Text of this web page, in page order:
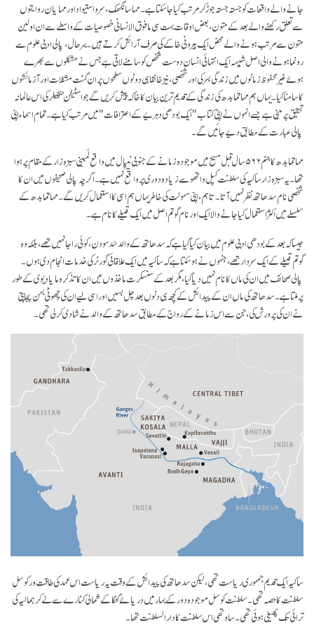
جانے والے واقعات کو جستہ جستہ جوڑ کر مرتب کیا جا سکتا ہے۔ مہاسانگھک، سرواستیواد اور مہایان روایتوں
سے تعلق رکھنے والے بعد کے متون، بعض اوقات بہت سی مافوق الانسانی خصوصیات کے واسطے سے ان اولین
متون سے مرتب ہونے والے محض ایک بیرونی خاکے کی صرف آرائش کرتے ہیں۔ بہر حال، پالی ادبی علوم سے
رونما ہونے والی اصل شبیہہ ایک انتہائی انسان دوست شخص کو سامنے لاتی ہے جس نے مشکلوں سے بھرے
ہوئے غیر محفوظ زمانوں میں زندگی بسر کی اور شخصی، نیز خانقاہی دونوں سطحوں پر ان گنت مشکلات اور آزمائشوں
کا سامنا کیا۔ یہاں ہم مہاتما بدھ کی زندگی کے قدیم ترین بیان کا خاکہ پیش کریں گے جواسٹیفن بیچیلر کی اس عالمانہ
تحقیق پر مبنی ہے جسے انہوں نے اپنی کتاب "ایک بودھی دہریے کے اعترافات" میں مرتب کیا ہے۔ تمام اسماء اپنی
پالی عبارت کے مطابق دیے جائیں گے۔
مہاتما بدھ کا جنم ۵۶۶ سال قبل مسیح میں موجودہ زمانے کے جنوبی نیپال میں واقع لُمبینی سبزہ زار کے مقام پر ہوا
تھا۔ یہ سبزہ زار ساکیہ کی سلطنت کپل واتھو سے زیادہ دوری پر واقع نہیں ہے۔ اگرچہ پالی صحیفوں میں ان کا
شخصی نام سدھاتھ نظر نہیں آتا۔ تاہم ، اپنی سہولت کی خاطر یہاں ہم اسی کا استعمال کریں گے۔ مہاتما بدھ کے
سلسلے میں اکثر استعمال کیا جانے والا ایک اور نام گوتم اصل میں ایک قبیلے کا نام ہے۔
جیسا کہ بعد کے بودھی ادبی علوم میں بیان کیا گیا ہے کہ سدھاتھ کے والد سُدهودن، کوئی راجا نہیں تھے، بلکہ وہ
گوتم قبیلے کے ایک سردار تھے، جنہوں نے ہوسکتا ہے کہ ساکیہ میں ایک علاقائی گورنر کی خدمات انجام دی ہوں۔
پالی صحائف میں ان کی ماں کا نام نہیں دیا گیا، مگر بعد کے سنسکرت ماخذوں میں ان کا تذکرہ مایا دیوی کے طور
پر ملتا ہے۔ سدھاتھ کی ماں ان کے پیدائش کے کچھ ہی دنوں بعد چل بسیں اور اسی لیے ان کی چھوٹی بہن پجاپتی
نے ان کی پرورش کی، جن سے اس زمانے کے رواج کے مطابق سدھاتھ کے والد نے شادی کرلی تھی۔
ساکیہ ایک قدیم جمہوری ریاست تھی، لیکن سدھاتھ کی پیدائش کے وقت یہ ریاست اس عہد کی طاقت ور کوسل
سلطنت کا حصہ تھی۔ سلطنت کوسل موجودہ دور کے بہار میں دریائے گنگا کے شمالی کنارے سے لے کر ہمالیہ کی
ترائی تک پھیلی ہوئی تھی۔ ساوتھی اس سلطنت کا دار السلطنت تھا۔